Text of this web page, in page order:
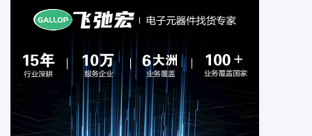
磁性元件 - 变压器电感器元件
电机电磁阀驱动器板/模块
电缆电线
电位计可变电阻器